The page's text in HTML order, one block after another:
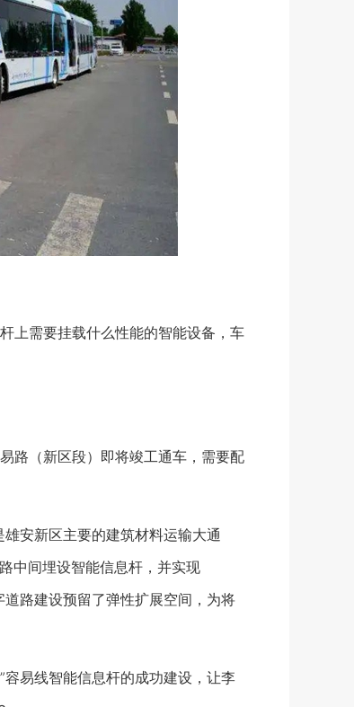
上需要挂载什么性能的智能设备，车
路（新区段）即将竣工通车，需要配
安新区主要的建筑材料运输大通
中间埋设智能信息杆，并实现
道路建设预留了弹性扩展空间，为将
易线智能信息杆的成功建设，让李